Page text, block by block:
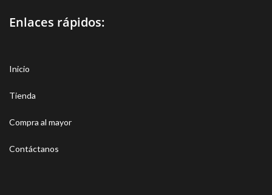
Enlaces rápidos:
Inicio
Tienda
Compra al mayor
Contáctanos